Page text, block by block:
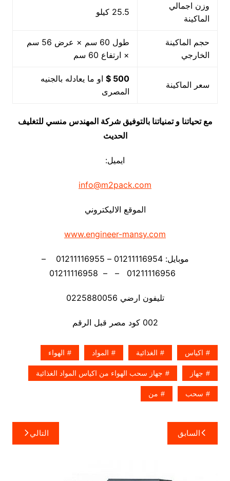
وزن اجمالي
الماكينة
25.5 كيلو
حجم الماكينة
الخارجي
طول 60 سم × عرض 56 سم
× ارتفاع 60 سم
سعر الماكينة
500 $
او ما يعادله بالجنيه
المصرى
مع تحياتنا و تمنياتنا بالتوفيق شركة المهندس منسي للتغليف
الحديث
ايميل:
info@m2pack.com
الموقع الاليكتروني
www.engineer-mansy.com
موبايل: 01211116954 – 01211116955 –
تليفون ارضي 0225880056
002 كود مصر قبل الرقم
اكياس الغذائية المواد الهواء
جهاز جهاز سحب الهواء من اكياس المواد الغذائية
سحب من
تصفّح
المقالات
السابق التالي